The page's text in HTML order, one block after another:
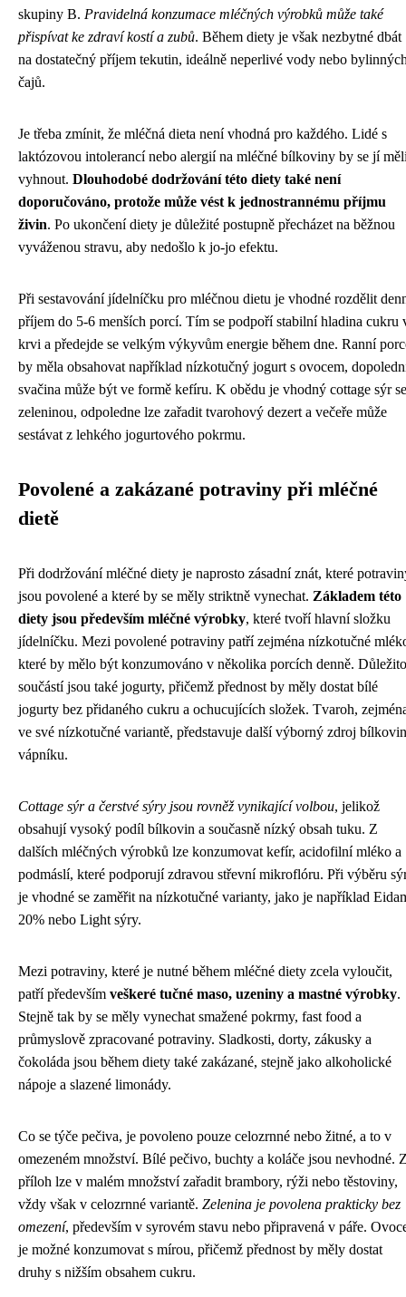
skupiny B. Pravidelná konzumace mléčných výrobků může také
přispívat ke zdraví kostí a zubů. Během diety je však nezbytné dbát
na dostatečný příjem tekutin, ideálně neperlivé vody nebo
čajů.
Je třeba zmínit, že mléčná dieta není vhodná pro každého. Lidé s
laktózovou intolerancí nebo alergií na mléčné bílkoviny by se jí
vyhnout. Dlouhodobé dodržování této diety také není
doporučováno, protože může vést k jednostrannému příjmu
živin. Po ukončení diety je důležité postupně přecházet na běžnou
vyváženou stravu, aby nedošlo k jo-jo efektu.
Při sestavování jídelníčku pro mléčnou dietu je vhodné rozdělit
příjem do 5-6 menších porcí. Tím se podpoří stabilní hladina cukru
krvi a předejde se velkým výkyvům energie během dne. Ranní
by měla obsahovat například nízkotučný jogurt s ovocem,
svačina může být ve formě kefíru. K obědu je vhodný cottage sýr se
zeleninou, odpoledne lze zařadit tvarohový dezert a večeře může
sestávat z lehkého jogurtového pokrmu.
Povolené a zakázané potraviny při mléčné
dietě
Při dodržování mléčné diety je naprosto zásadní znát, které
jsou povolené a které by se měly striktně vynechat. Základem této
diety jsou především mléčné výrobky, které tvoří hlavní složku
jídelníčku. Mezi povolené potraviny patří zejména nízkotučné
které by mělo být konzumováno v několika porcích denně.
součástí jsou také jogurty, přičemž přednost by měly dostat bílé
jogurty bez přidaného cukru a ochucujících složek. Tvaroh,
ve své nízkotučné variantě, představuje další výborný zdroj
vápníku.
Cottage sýr a čerstvé sýry jsou rovněž vynikající volbou, jelikož
obsahují vysoký podíl bílkovin a současně nízký obsah tuku. Z
dalších mléčných výrobků lze konzumovat kefír, acidofilní mléko a
podmáslí, které podporují zdravou střevní mikroflóru. Při výběru
je vhodné se zaměřit na nízkotučné varianty, jako je například
20% nebo Light sýry.
Mezi potraviny, které je nutné během mléčné diety zcela vyloučit,
patří především veškeré tučné maso, uzeniny a mastné výrobky.
Stejně tak by se měly vynechat smažené pokrmy, fast food a
průmyslově zpracované potraviny. Sladkosti, dorty, zákusky a
čokoláda jsou během diety také zakázané, stejně jako alkoholické
nápoje a slazené limonády.
Co se týče pečiva, je povoleno pouze celozrnné nebo žitné, a to v
omezeném množství. Bílé pečivo, buchty a koláče jsou nevhodné.
příloh lze v malém množství zařadit brambory, rýži nebo těstoviny,
vždy však v celozrnné variantě. Zelenina je povolena prakticky bez
omezení, především v syrovém stavu nebo připravená v páře.
je možné konzumovat s mírou, přičemž přednost by měly dostat
druhy s nižším obsahem cukru.